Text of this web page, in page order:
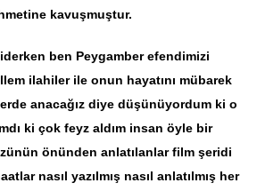
kavuşmuştur.
ben Peygamber efendimizi
ilahiler ile onun hayatını mübarek
anacağız diye düşünüyordum ki o
ki çok feyz aldım insan öyle bir
önünden anlatılanlar film şeridi
nasıl yazılmış nasıl anlatılmış her